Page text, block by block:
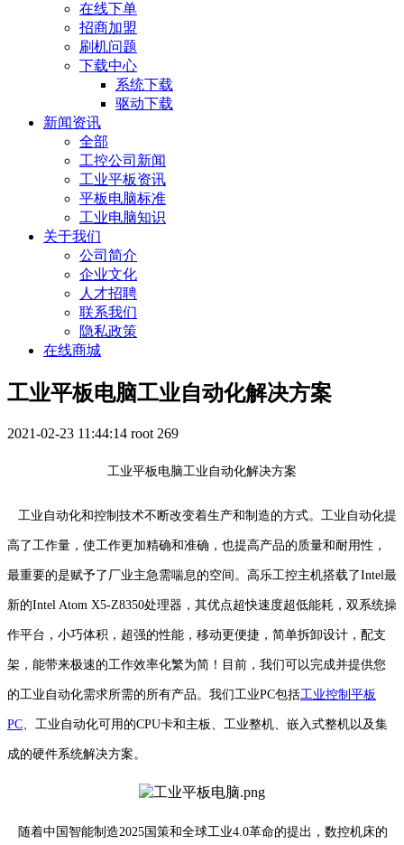
在线下单
招商加盟
刷机问题
下载中心
系统下载
驱动下载
新闻资讯
全部
工控公司新闻
工业平板资讯
平板电脑标准
工业电脑知识
关于我们
公司简介
企业文化
人才招聘
联系我们
隐私政策
在线商城
工业平板电脑工业自动化解决方案
2021-02-23 11:44:14 root 269
工业平板电脑工业自动化解决方案
工业自动化和控制技术不断改变着生产和制造的方式。工业自动化提
高了工作量，使工作更加精确和准确，也提高产品的质量和耐用性，
最重要的是赋予了厂业主急需喘息的空间。高乐工控主机搭载了Intel最
新的Intel Atom X5-Z8350处理器，其优点超快速度超低能耗，双系统操
作平台，小巧体积，超强的性能，移动更便捷，简单拆卸设计，配支
架，能带来极速的工作效率化繁为简！目前，我们可以完成并提供您
的工业自动化需求所需的所有产品。我们工业PC包括工业控制平板
PC、工业自动化可用的CPU卡和主板、工业整机、嵌入式整机以及集
成的硬件系统解决方案。
随着中国智能制造2025国策和全球工业4.0革命的提出，数控机床的